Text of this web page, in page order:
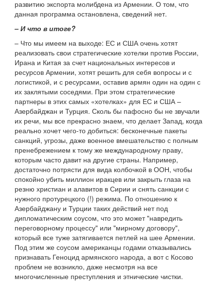
развитию экспорта молибдена из Армении. О том, что
данная программа остановлена, сведений нет.
– И что в итоге?
– Что мы имеем на выходе: ЕС и США очень хотят
реализовать свои стратегические хотелки против России,
Ирана и Китая за счет национальных интересов и
ресурсов Армении, хотят решить для себя вопросы и с
логистикой, и с ресурсами, оставив армян один на один с
их заклятыми соседями. При этом стратегические
партнеры в этих самых «хотелках» для ЕС и США –
Азербайджан и Турция. Сколь бы пафосно бы не звучали
их речи, мы все прекрасно знаем, что делает Запад, когда
реально хочет чего-то добиться: бесконечные пакеты
санкций, угрозы, даже военное вмешательство с полным
пренебрежением к тому же международному праву,
которым часто давит на другие страны. Например,
достаточно потрясти для вида колбочкой в ООН, чтобы
спокойно убить миллион иракцев или закрыть глаза на
резню христиан и алавитов в Сирии и снять санкции с
нужного протурецкого (!) режима. По отношению к
Азербайджану и Турции таких действий нет под
дипломатическим соусом, что это может "навредить
переговорному процессу" или "мирному договору",
который все туже затягивается петлей на шее Армении.
Под этим же соусом американцы годами отказывались
признавать Геноцид армянского народа, а вот с Косово
проблем не возникло, даже несмотря на все
многочисленные преступления и этнические чистки.